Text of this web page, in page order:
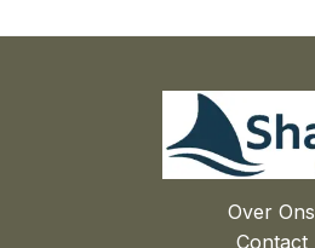
Over Ons
Contact